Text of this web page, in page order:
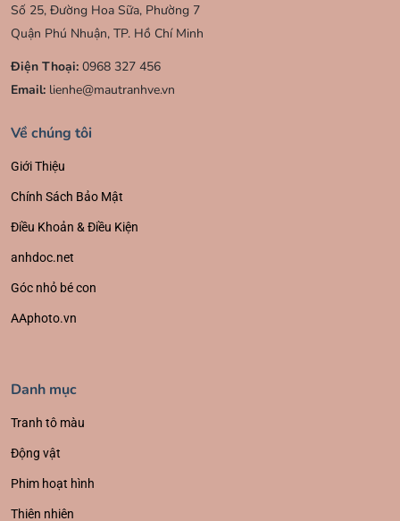
Số 25, Đường Hoa Sữa, Phường 7
Quận Phú Nhuận, TP. Hồ Chí Minh
Điện Thoại: 0968 327 456
Email: lienhe@mautranhve.vn
Về chúng tôi
Giới Thiệu
Chính Sách Bảo Mật
Điều Khoản & Điều Kiện
anhdoc.net
Góc nhỏ bé con
AAphoto.vn
Danh mục
Tranh tô màu
Động vật
Phim hoạt hình
Thiên nhiên